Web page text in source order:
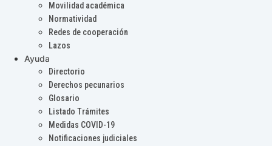
Movilidad académica
Normatividad
Redes de cooperación
Lazos
Ayuda
Directorio
Derechos pecunarios
Glosario
Listado Trámites
Medidas COVID-19
Notificaciones judiciales